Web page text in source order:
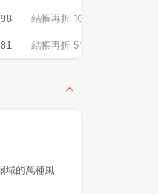
結帳再折 1000（單筆需滿
結帳再折 5%（單筆需滿
域的萬種風